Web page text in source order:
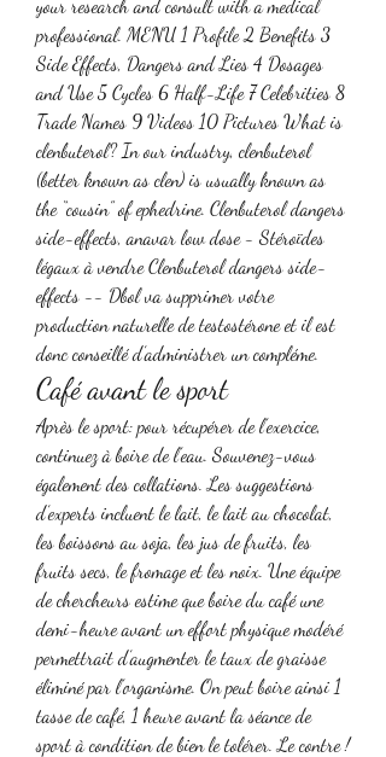
your research and consult with a medical
professional. MENU 1 Profile 2 Benefits 3
Side Effects, Dangers and Lies 4 Dosages
and Use 5 Cycles 6 Half-Life 7 Celebrities 8
Trade Names 9 Videos 10 Pictures What is
clenbuterol? In our industry, clenbuterol
(better known as clen) is usually known as
the “cousin” of ephedrine. Clenbuterol dangers
side-effects, anavar low dose - Stéroïdes
légaux à vendre Clenbuterol dangers side-
effects -- Dbol va supprimer votre
production naturelle de testostérone et il est
donc conseillé d’administrer un compléme.
Café avant le sport
Après le sport: pour récupérer de l’exercice,
continuez à boire de l’eau. Souvenez-vous
également des collations. Les suggestions
d’experts incluent le lait, le lait au chocolat,
les boissons au soja, les jus de fruits, les
fruits secs, le fromage et les noix. Une équipe
de chercheurs estime que boire du café une
demi-heure avant un effort physique modéré
permettrait d’augmenter le taux de graisse
éliminé par l’organisme. On peut boire ainsi 1
tasse de café, 1 heure avant la séance de
sport à condition de bien le tolérer. Le contre !